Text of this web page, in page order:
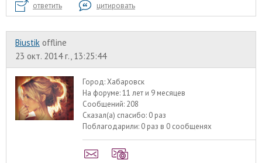
ответить цитировать
Biustik offline
23 окт. 2014 г., 13:25:44
Город:Хабаровск
На форуме:11 лет и 9 месяцев
Сообщений: 208
Сказал(а) спасибо: 0 раз
Поблагодарили: 0 раз в 0 сообщенях